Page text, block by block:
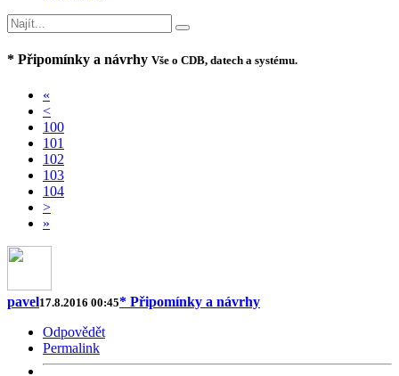
* Připomínky a návrhy Vše o CDB, datech a systému.
«
<
100
101
102
103
104
>
»
pavel17.8.2016 00:45* Připomínky a návrhy
Odpovědět
Permalink